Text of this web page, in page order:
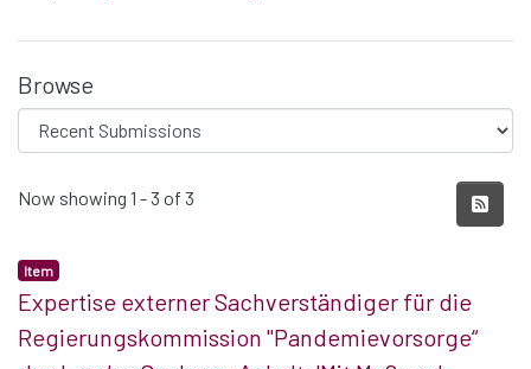
Browse
Recent Submissions
Now showing 1 - 3 of 3
Item
Expertise externer Sachverständiger für die
Regierungskommission "Pandemievorsorge“